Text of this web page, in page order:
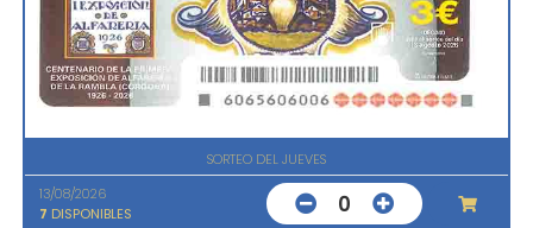
SORTEO DEL JUEVES
13/08/2026
7 DISPONIBLES 0